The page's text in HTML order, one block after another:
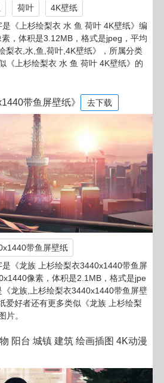
荷叶
4K壁纸
《上杉绘梨衣 水 鱼 荷叶 4K壁纸》编
，体积是3.12MB，格式是jpeg，平均
梨衣,水,鱼,荷叶,4K壁纸》，所属分类
《上杉绘梨衣 水 鱼 荷叶 4K壁纸》的
带鱼屏壁纸》 去下载
带鱼屏壁纸
《龙族 上杉绘梨衣3440x1440带鱼屏
像素，体积是2.1MB，格式是jpe
龙族,上杉绘梨衣3440x1440带鱼屏壁
爱好者还有更多类似《龙族 上杉绘梨
片。
阳台 城镇 建筑 绘画插图 4K动漫